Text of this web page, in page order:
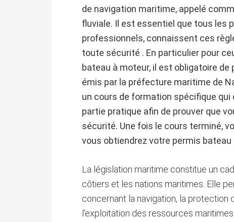
de navigation maritime, appelé
fluviale. Il est essentiel que tous les
professionnels, connaissent ces
toute sécurité . En particulier pour
bateau à moteur, il est obligatoire
émis par la préfecture maritime de
un cours de formation spécifique
partie pratique afin de prouver que
sécurité. Une fois le cours terminé,
vous obtiendrez votre permis
La législation maritime constitue un
côtiers et les nations maritimes. Elle
concernant la navigation, la protection
l’exploitation des ressources